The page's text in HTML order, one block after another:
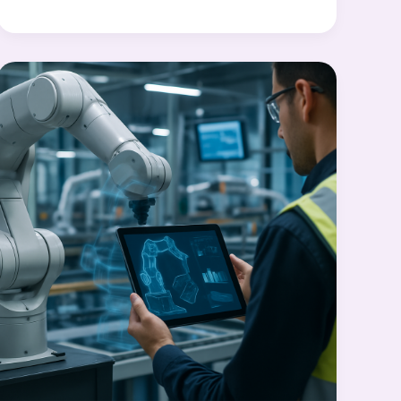
durch
KI-
Analytik
bei
IGBB
Online